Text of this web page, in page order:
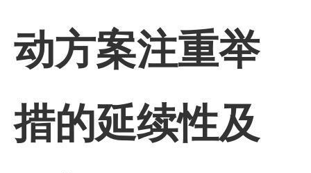
动方案注重举
措的延续性及